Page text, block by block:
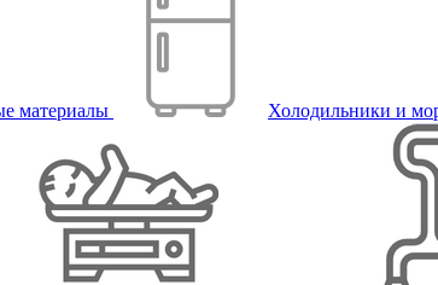
материалы Холодильники и